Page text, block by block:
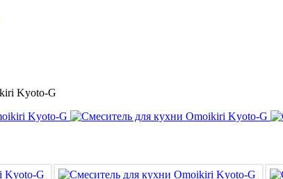
Kyoto-G